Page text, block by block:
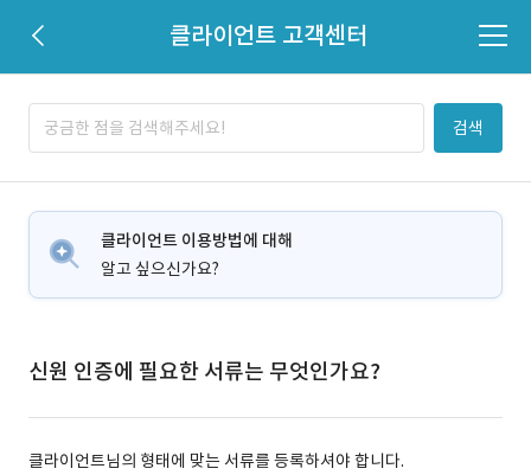
클라이언트 고객센터
검색
클라이언트 이용방법에 대해
알고 싶으신가요?
신원 인증에 필요한 서류는 무엇인가요?
클라이언트님의 형태에 맞는 서류를 등록하셔야 합니다.